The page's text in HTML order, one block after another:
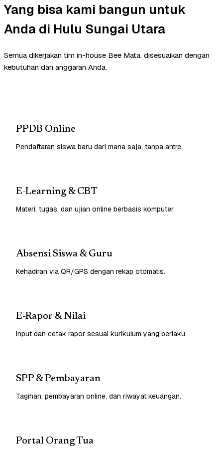
Yang bisa kami bangun untuk
Anda di Hulu Sungai Utara
Semua dikerjakan tim in-house Bee Mata, disesuaikan dengan
kebutuhan dan anggaran Anda.
PPDB Online
Pendaftaran siswa baru dari mana saja, tanpa antre.
E-Learning & CBT
Materi, tugas, dan ujian online berbasis komputer.
Absensi Siswa & Guru
Kehadiran via QR/GPS dengan rekap otomatis.
E-Rapor & Nilai
Input dan cetak rapor sesuai kurikulum yang berlaku.
SPP & Pembayaran
Tagihan, pembayaran online, dan riwayat keuangan.
Portal Orang Tua